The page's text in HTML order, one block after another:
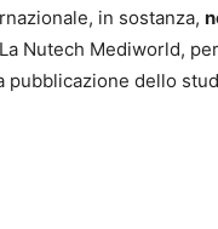
in sostanza,
Nutech Mediworld,
pubblicazione dello